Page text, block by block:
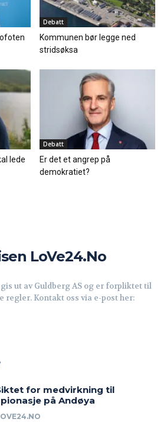
Debatt
Kommunen bør legge ned
stridsøksa
lede
Debatt
Er det et angrep på
demokratiet?
LoVe24.no
ut av Guldberg AS og er forpliktet til
regler. Kontakt oss via e-post her:
for medvirkning til
på Andøya